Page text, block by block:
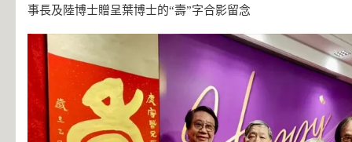
事長及陸博士贈呈葉博士的“壽”字合影留念